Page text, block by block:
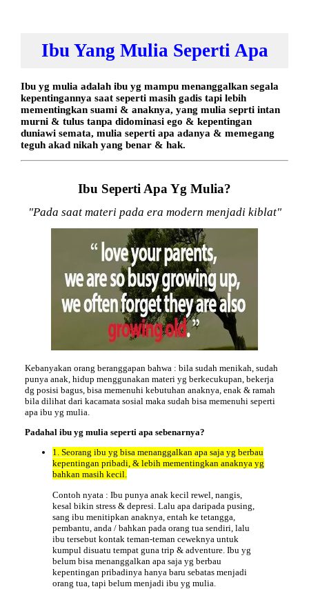
Ibu Yang Mulia Seperti Apa
Ibu yg mulia adalah ibu yg mampu menanggalkan segala
kepentingannya saat seperti masih gadis tapi lebih
mementingkan suami & anaknya, yang mulia seprti intan
murni & tulus tanpa didominasi ego & kepentingan
duniawi semata, mulia seperti apa adanya & memegang
teguh akad nikah yang benar & hak.
Ibu Seperti Apa Yg Mulia?
"Pada saat materi pada era modern menjadi kiblat"
Kebanyakan orang beranggapan bahwa : bila sudah menikah, sudah
punya anak, hidup menggunakan materi yg berkecukupan, bekerja
dg posisi bagus, bisa memenuhi kebutuhan anaknya, enak & ramah
bila dilihat dari kacamata sosial maka sudah bisa memenuhi seperti
apa ibu yg mulia.
Padahal ibu yg mulia seperti apa sebenarnya?
1. Seorang ibu yg bisa menanggalkan apa saja yg berbau
kepentingan pribadi, & lebih mementingkan anaknya yg
bahkan masih kecil.
Contoh nyata : Ibu punya anak kecil rewel, nangis,
kesal bikin stress & depresi. Lalu apa daripada pusing,
sang ibu menitipkan anaknya, entah ke tetangga,
pembantu, anda / bahkan pada orang tua sendiri, lalu
ibu tersebut kontak teman-teman ceweknya untuk
kumpul disuatu tempat guna trip & adventure. Ibu yg
belum bisa menanggalkan apa saja yg berbau
kepentingan pribadinya hanya baru sebatas menjadi
orang tua, tapi belum menjadi ibu yg mulia.